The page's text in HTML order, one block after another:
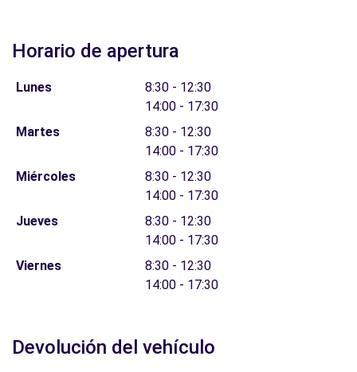
Horario de apertura
Lunes
8:30 - 12:30
14:00 - 17:30
Martes
8:30 - 12:30
14:00 - 17:30
Miércoles
8:30 - 12:30
14:00 - 17:30
Jueves
8:30 - 12:30
14:00 - 17:30
Viernes
8:30 - 12:30
14:00 - 17:30
Devolución del vehículo